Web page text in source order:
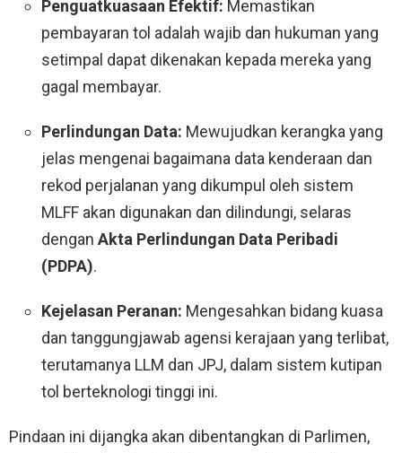
Penguatkuasaan Efektif: Memastikan
pembayaran tol adalah wajib dan hukuman yang
setimpal dapat dikenakan kepada mereka yang
gagal membayar.
Perlindungan Data: Mewujudkan kerangka yang
jelas mengenai bagaimana data kenderaan dan
rekod perjalanan yang dikumpul oleh sistem
MLFF akan digunakan dan dilindungi, selaras
dengan Akta Perlindungan Data Peribadi
(PDPA).
Kejelasan Peranan: Mengesahkan bidang kuasa
dan tanggungjawab agensi kerajaan yang terlibat,
terutamanya LLM dan JPJ, dalam sistem kutipan
tol berteknologi tinggi ini.
Pindaan ini dijangka akan dibentangkan di Parlimen,